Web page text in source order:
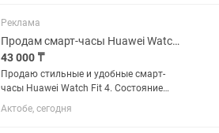
оставшиеся вопросы по номеру
Реклама
Продам смарт-часы Huawei Watch Fit 4
43 000 ₸
Продаю стильные и удобные смарт-
часы Huawei Watch Fit 4. Состояние
отличное, всё работает без нареканий.
Основные характеристики: Модель:
Актобе, сегодня